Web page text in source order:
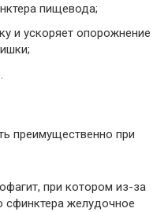
пищевода;
и ускоряет опорожнение
преимущественно при
при котором из-за
сфинктера желудочное